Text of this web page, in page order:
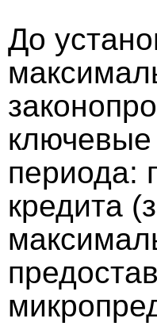
До
ключевые
периода:
кредита